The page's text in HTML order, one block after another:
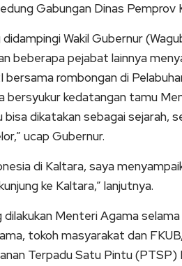
Gabungan Dinas Pemprov
Wakil Gubernur
beberapa pejabat lainnya
rombongan di
bersyukur kedatangan tamu
bisa dikatakan sebagai sejarah,
ucap Gubernur.
di Kaltara, saya
ke Kaltara,” lanjutnya.
Menteri Agama
tokoh masyarakat dan
Terpadu Satu Pintu